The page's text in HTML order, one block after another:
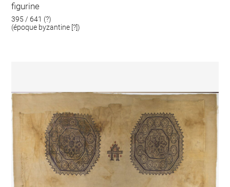
figurine
395 / 641 (?)
(époque byzantine [?])